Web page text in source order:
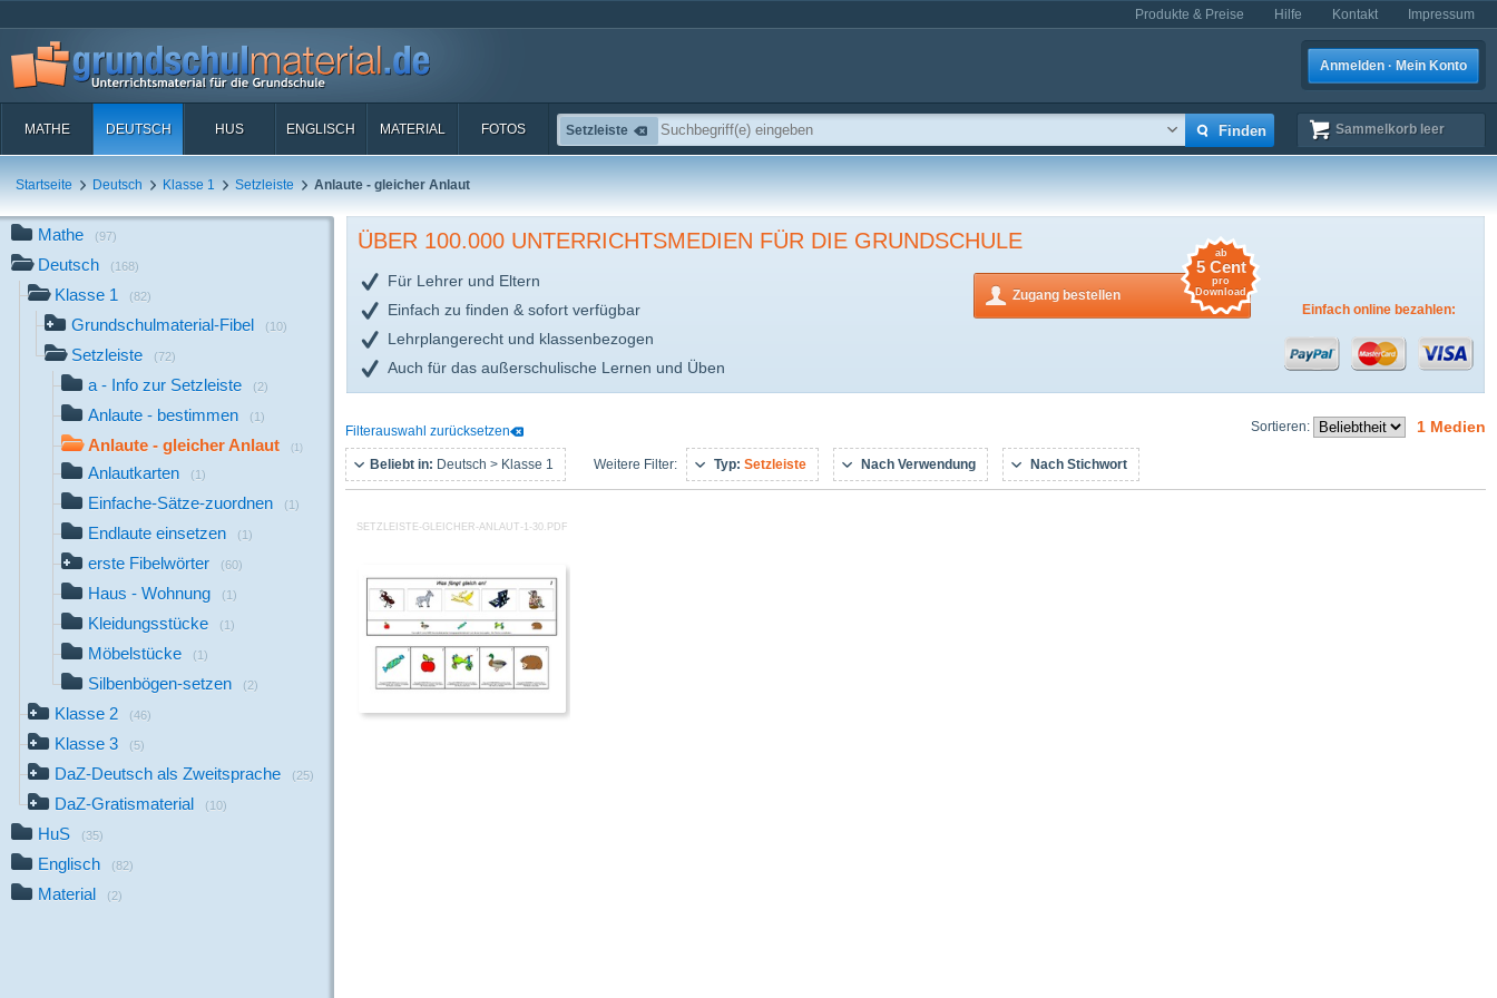
Produkte & Preise Hilfe Kontakt Impressum
Anmelden · Mein Konto
MATHE DEUTSCH HUS ENGLISCH MATERIAL FOTOS Sammelkorb leer
Setzleiste
Startseite Deutsch Klasse 1 Setzleiste Anlaute - gleicher Anlaut
Mathe (97)
Deutsch (168)
Klasse 1 (82)
Grundschulmaterial-Fibel (10)
Setzleiste (72)
a - Info zur Setzleiste (2)
Anlaute - bestimmen (1)
Anlaute - gleicher Anlaut (1)
Anlautkarten (1)
Einfache-Sätze-zuordnen (1)
Endlaute einsetzen (1)
erste Fibelwörter (60)
Haus - Wohnung (1)
Kleidungsstücke (1)
Möbelstücke (1)
Silbenbögen-setzen (2)
Klasse 2 (46)
Klasse 3 (5)
DaZ-Deutsch als Zweitsprache (25)
DaZ-Gratismaterial (10)
HuS (35)
Englisch (82)
Material (2)
ÜBER 100.000 UNTERRICHTSMEDIEN FÜR DIE GRUNDSCHULE
Für Lehrer und Eltern
Einfach zu finden & sofort verfügbar
Lehrplangerecht und klassenbezogen
Auch für das außerschulische Lernen und Üben
Zugang bestellen
ab
5 Cent
pro
Download
Einfach online bezahlen:
Sortieren: 1 Medien
Filterauswahl zurücksetzen
Beliebt in: Deutsch > Klasse 1 Weitere Filter: Typ: Setzleiste Nach Verwendung Nach Stichwort
SETZLEISTE-GLEICHER-ANLAUT-1-30.PDF